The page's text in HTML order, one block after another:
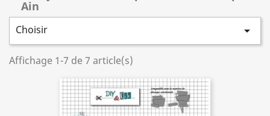
Ain
Choisir 
Affichage 1-7 de 7 article(s)